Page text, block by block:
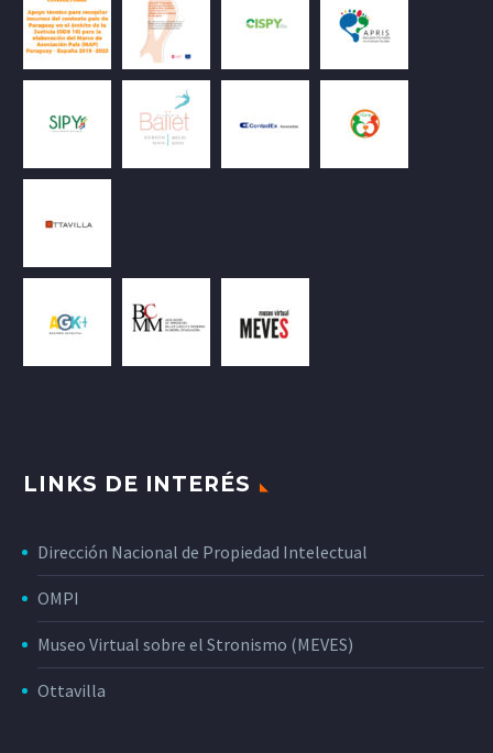
LINKS DE INTERÉS
Dirección Nacional de Propiedad Intelectual
OMPI
Museo Virtual sobre el Stronismo (MEVES)
Ottavilla